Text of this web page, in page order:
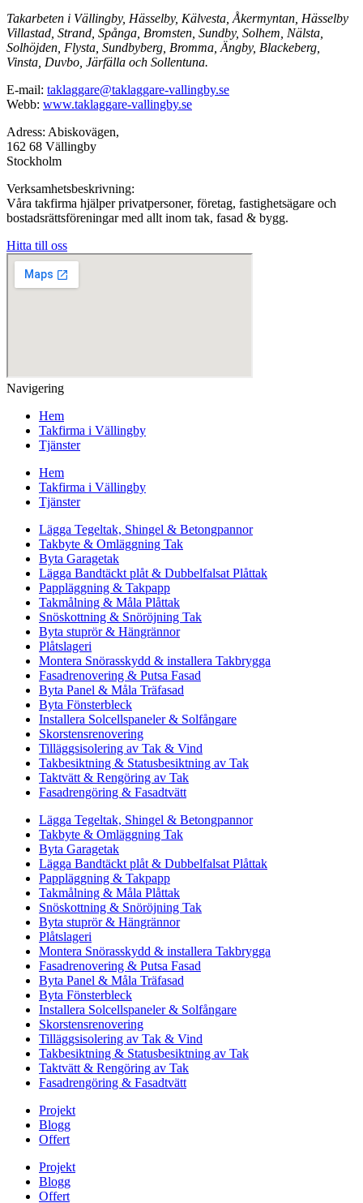
Takarbeten i Vällingby, Hässelby, Kälvesta, Åkermyntan, Hässelby
Villastad, Strand, Spånga, Bromsten, Sundby, Solhem, Nälsta,
Solhöjden, Flysta, Sundbyberg, Bromma, Ängby, Blackeberg,
Vinsta, Duvbo, Järfälla och Sollentuna.
E-mail: taklaggare@taklaggare-vallingby.se
Webb: www.taklaggare-vallingby.se
Adress: Abiskovägen,
162 68 Vällingby
Stockholm
Verksamhetsbeskrivning:
Våra takfirma hjälper privatpersoner, företag, fastighetsägare och
bostadsrättsföreningar med allt inom tak, fasad & bygg.
Hitta till oss
Navigering
Hem
Takfirma i Vällingby
Tjänster
Hem
Takfirma i Vällingby
Tjänster
Lägga Tegeltak, Shingel & Betongpannor
Takbyte & Omläggning Tak
Byta Garagetak
Lägga Bandtäckt plåt & Dubbelfalsat Plåttak
Pappläggning & Takpapp
Takmålning & Måla Plåttak
Snöskottning & Snöröjning Tak
Byta stuprör & Hängrännor
Plåtslageri
Montera Snörasskydd & installera Takbrygga
Fasadrenovering & Putsa Fasad
Byta Panel & Måla Träfasad
Byta Fönsterbleck
Installera Solcellspaneler & Solfångare
Skorstensrenovering
Tilläggsisolering av Tak & Vind
Takbesiktning & Statusbesiktning av Tak
Taktvätt & Rengöring av Tak
Fasadrengöring & Fasadtvätt
Lägga Tegeltak, Shingel & Betongpannor
Takbyte & Omläggning Tak
Byta Garagetak
Lägga Bandtäckt plåt & Dubbelfalsat Plåttak
Pappläggning & Takpapp
Takmålning & Måla Plåttak
Snöskottning & Snöröjning Tak
Byta stuprör & Hängrännor
Plåtslageri
Montera Snörasskydd & installera Takbrygga
Fasadrenovering & Putsa Fasad
Byta Panel & Måla Träfasad
Byta Fönsterbleck
Installera Solcellspaneler & Solfångare
Skorstensrenovering
Tilläggsisolering av Tak & Vind
Takbesiktning & Statusbesiktning av Tak
Taktvätt & Rengöring av Tak
Fasadrengöring & Fasadtvätt
Projekt
Blogg
Offert
Projekt
Blogg
Offert